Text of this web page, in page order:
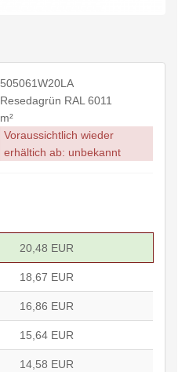
505061W20LA
Resedagrün RAL 6011
m²
Voraussichtlich wieder
erhältich ab: unbekannt
20,48 EUR
18,67 EUR
16,86 EUR
15,64 EUR
14,58 EUR